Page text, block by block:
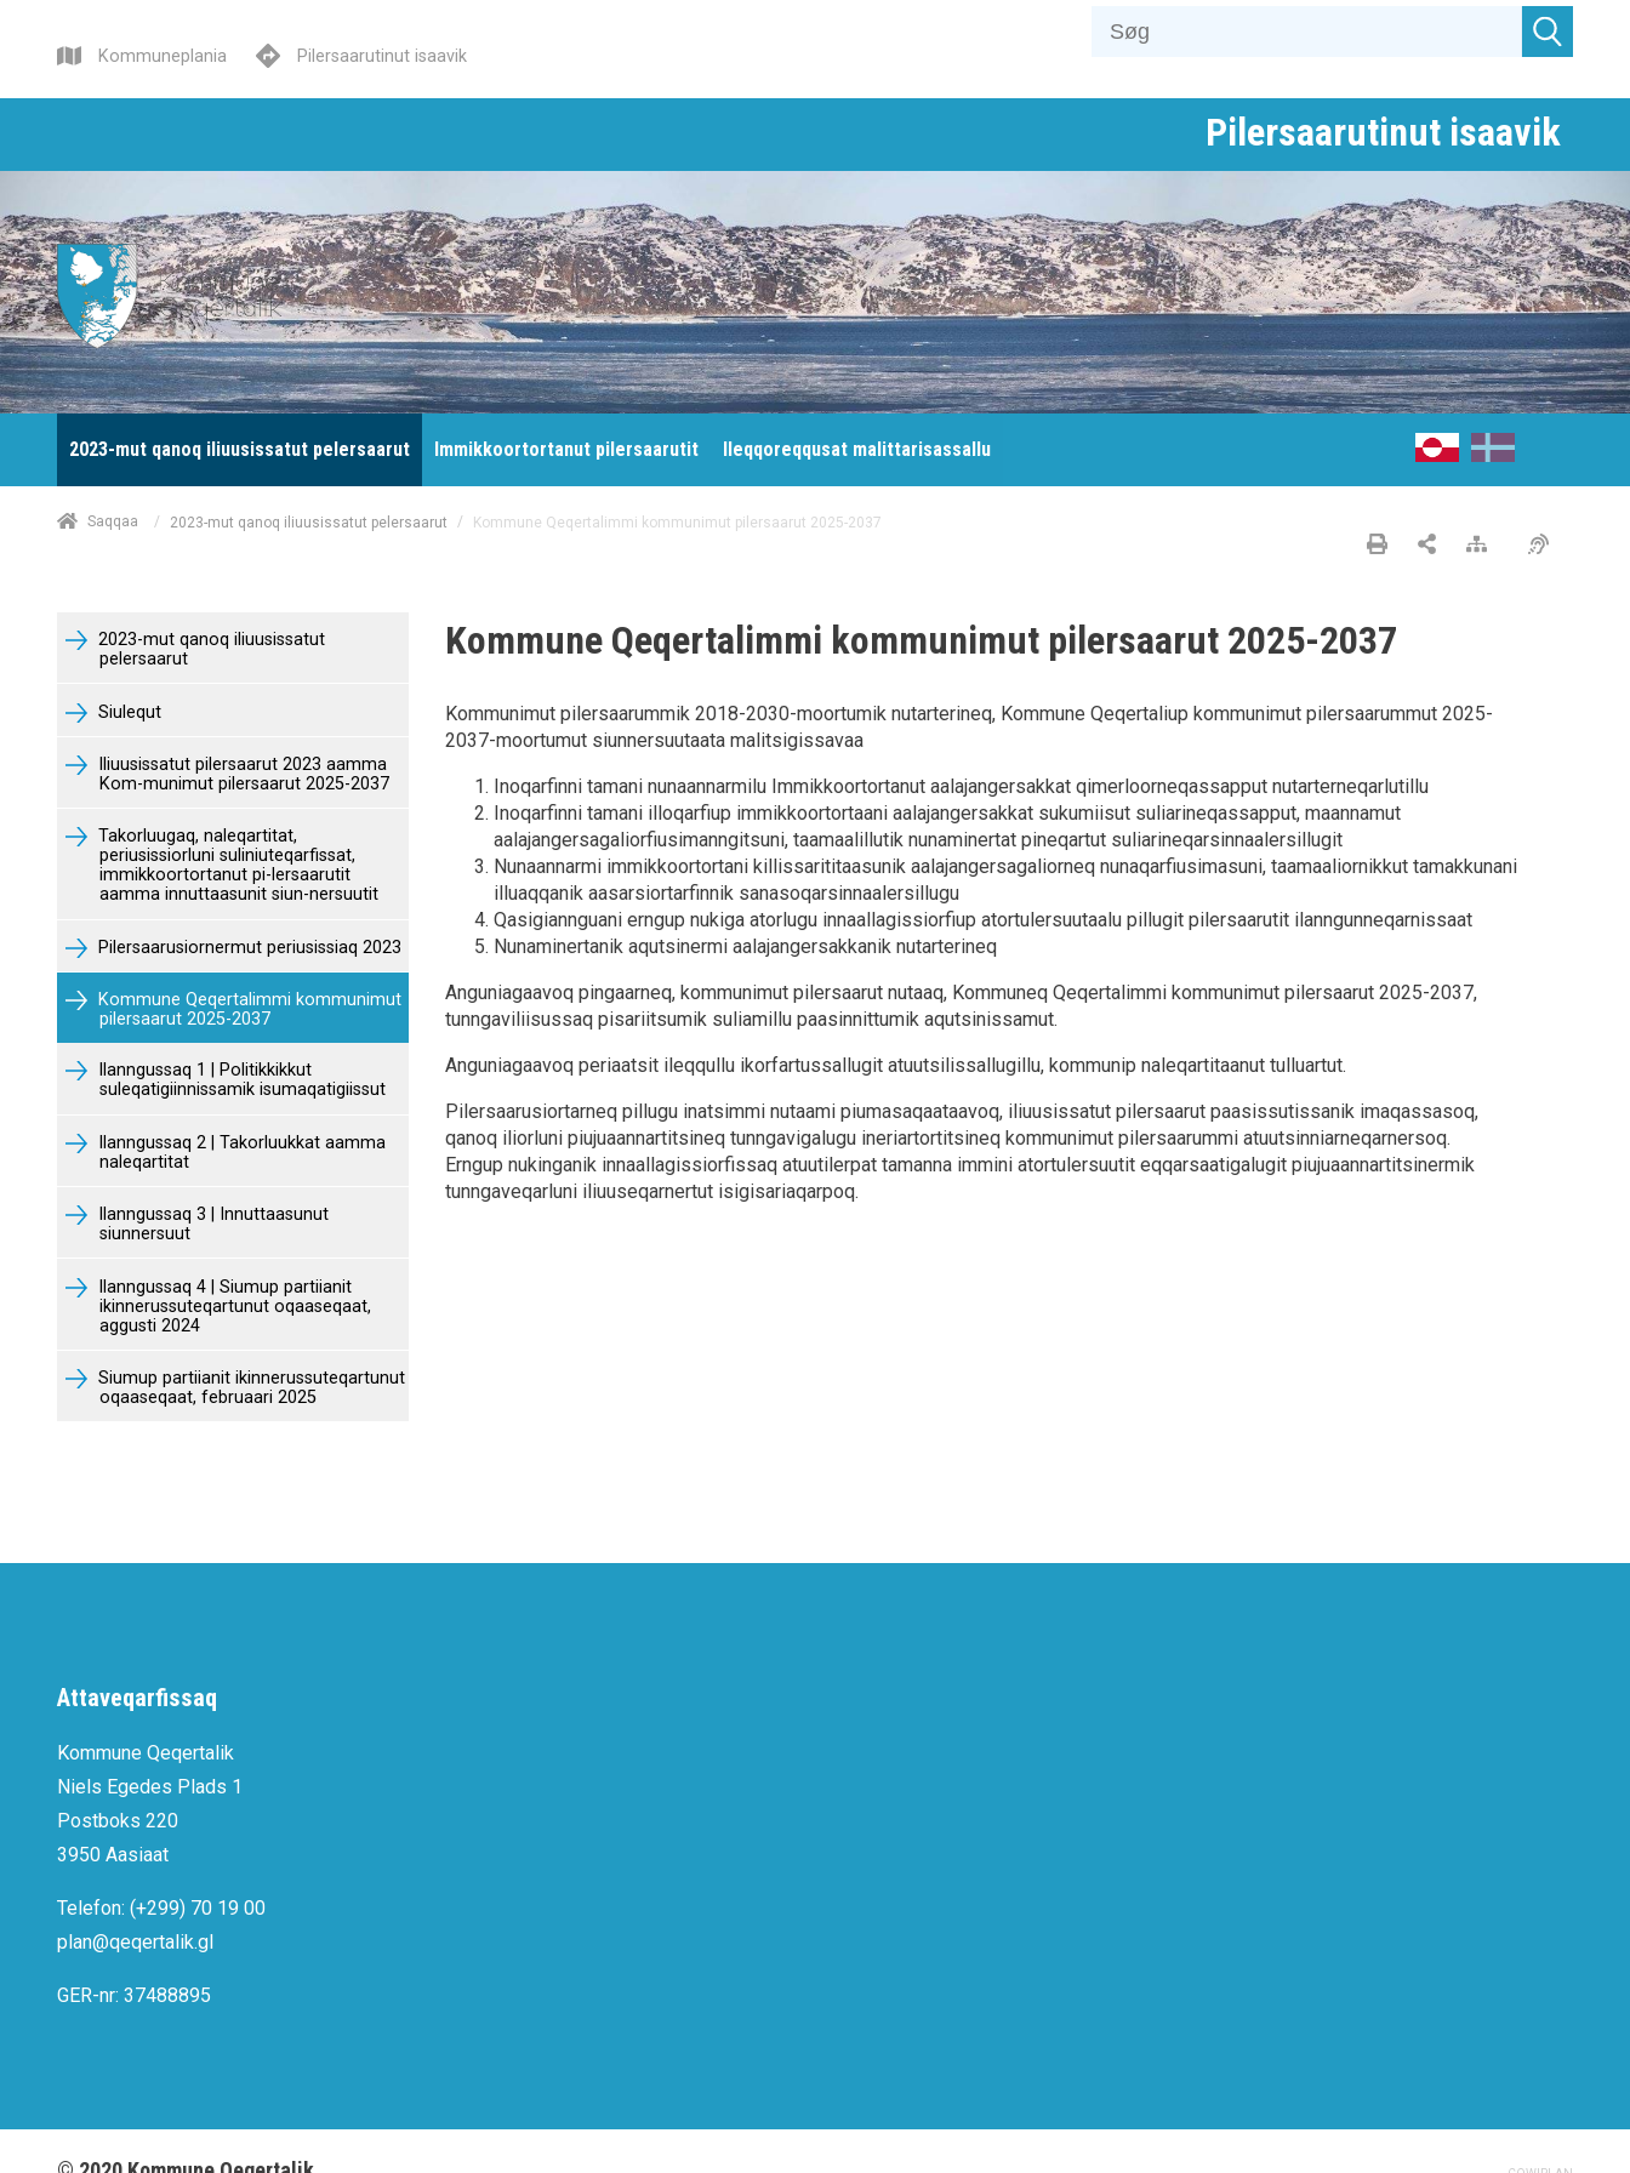
Kommuneplania Pilersaarutinut isaavik
Pilersaarutinut isaavik
2023-mut qanoq iliuusissatut pelersaarut Immikkoortortanut pilersaarutit Ileqqoreqqusat malittarisassallu
Saqqaa / 2023-mut qanoq iliuusissatut pelersaarut / Kommune Qeqertalimmi kommunimut pilersaarut 2025-2037
2023-mut qanoq iliuusissatut
pelersaarut
Siulequt
Iliuusissatut pilersaarut 2023 aamma
Kom-munimut pilersaarut 2025-2037
Takorluugaq, naleqartitat,
periusissiorluni suliniuteqarfissat,
immikkoortortanut pi-lersaarutit
aamma innuttaasunit siun-nersuutit
Pilersaarusiornermut periusissiaq 2023
Kommune Qeqertalimmi kommunimut
pilersaarut 2025-2037
Ilanngussaq 1 | Politikkikkut
suleqatigiinnissamik isumaqatigiissut
Ilanngussaq 2 | Takorluukkat aamma
naleqartitat
Ilanngussaq 3 | Innuttaasunut
siunnersuut
Ilanngussaq 4 | Siumup partiianit
ikinnerussuteqartunut oqaaseqaat,
aggusti 2024
Siumup partiianit ikinnerussuteqartunut
oqaaseqaat, februaari 2025
Kommune Qeqertalimmi kommunimut pilersaarut 2025-2037
Kommunimut pilersaarummik 2018-2030-moortumik nutarterineq, Kommune Qeqertaliup kommunimut pilersaarummut 2025-
2037-moortumut siunnersuutaata malitsigissavaa
Inoqarfinni tamani nunaannarmilu Immikkoortortanut aalajangersakkat qimerloorneqassapput nutarterneqarlutillu
Inoqarfinni tamani illoqarfiup immikkoortortaani aalajangersakkat sukumiisut suliarineqassapput, maannamut
aalajangersagaliorfiusimanngitsuni, taamaalillutik nunaminertat pineqartut suliarineqarsinnaalersillugit
Nunaannarmi immikkoortortani killissarititaasunik aalajangersagaliorneq nunaqarfiusimasuni, taamaaliornikkut tamakkunani
illuaqqanik aasarsiortarfinnik sanasoqarsinnaalersillugu
Qasigiannguani erngup nukiga atorlugu innaallagissiorfiup atortulersuutaalu pillugit pilersaarutit ilanngunneqarnissaat
Nunaminertanik aqutsinermi aalajangersakkanik nutarterineq
Anguniagaavoq pingaarneq, kommunimut pilersaarut nutaaq, Kommuneq Qeqertalimmi kommunimut pilersaarut 2025-2037,
tunngaviliisussaq pisariitsumik suliamillu paasinnittumik aqutsinissamut.
Anguniagaavoq periaatsit ileqqullu ikorfartussallugit atuutsilissallugillu, kommunip naleqartitaanut tulluartut.
Pilersaarusiortarneq pillugu inatsimmi nutaami piumasaqaataavoq, iliuusissatut pilersaarut paasissutissanik imaqassasoq,
qanoq iliorluni piujuaannartitsineq tunngavigalugu ineriartortitsineq kommunimut pilersaarummi atuutsinniarneqarnersoq.
Erngup nukinganik innaallagissiorfissaq atuutilerpat tamanna immini atortulersuutit eqqarsaatigalugit piujuaannartitsinermik
tunngaveqarluni iliuuseqarnertut isigisariaqarpoq.
Attaveqarfissaq
Kommune Qeqertalik
Niels Egedes Plads 1
Postboks 220
3950 Aasiaat
Telefon: (+299) 70 19 00
plan@qeqertalik.gl
GER-nr: 37488895